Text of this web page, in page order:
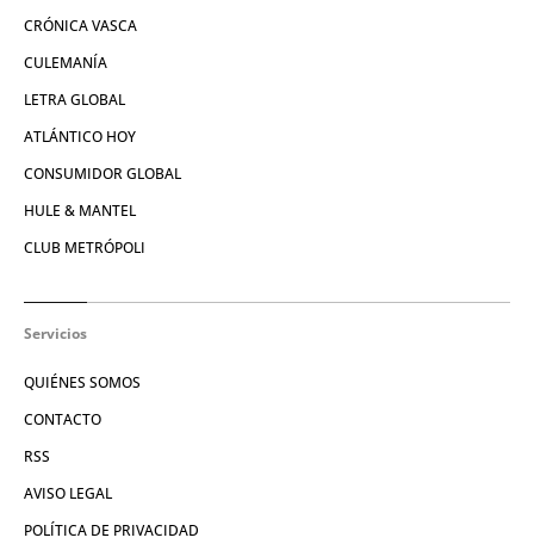
CRÓNICA VASCA
CULEMANÍA
LETRA GLOBAL
ATLÁNTICO HOY
CONSUMIDOR GLOBAL
HULE & MANTEL
CLUB METRÓPOLI
Servicios
QUIÉNES SOMOS
CONTACTO
RSS
AVISO LEGAL
POLÍTICA DE PRIVACIDAD